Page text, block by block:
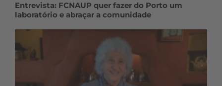
Entrevista: FCNAUP quer fazer do Porto um
laboratório e abraçar a comunidade